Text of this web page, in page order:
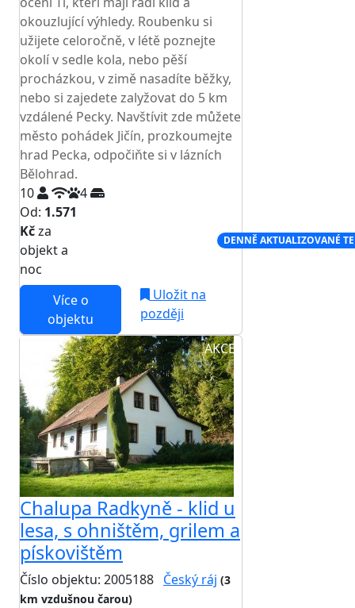
okouzlující výhledy. Roubenku si
užijete celoročně, v létě poznejte
okolí v sedle kola, nebo pěší
procházkou, v zimě nasadíte běžky,
nebo si zajedete zalyžovat do 5 km
vzdálené Pecky. Navštívit zde můžete
město pohádek Jičín, prozkoumejte
hrad Pecka, odpočiňte si v lázních
Bělohrad.
10
4
Od: 1.571
Kčza
objekt a
noc
DENNĚ AKTUALIZOVANÉ
Více o
objektu
Uložit na
později
AKCE
Chalupa Radkyně - klid u
lesa, s ohništěm, grilem a
pískovištěm
Číslo objektu: 2005188 Český ráj (3
km vzdušnou čarou)